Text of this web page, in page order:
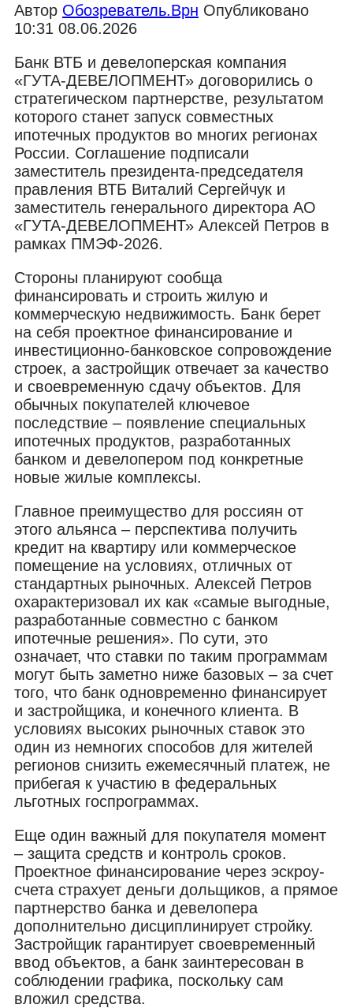
Автор Обозреватель.Врн Опубликовано
10:31 08.06.2026
Банк ВТБ и девелоперская компания
«ГУТА-ДЕВЕЛОПМЕНТ» договорились о
стратегическом партнерстве, результатом
которого станет запуск совместных
ипотечных продуктов во многих регионах
России. Соглашение подписали
заместитель президента-председателя
правления ВТБ Виталий Сергейчук и
заместитель генерального директора АО
«ГУТА-ДЕВЕЛОПМЕНТ» Алексей Петров в
рамках ПМЭФ-2026.
Стороны планируют сообща
финансировать и строить жилую и
коммерческую недвижимость. Банк берет
на себя проектное финансирование и
инвестиционно-банковское сопровождение
строек, а застройщик отвечает за качество
и своевременную сдачу объектов. Для
обычных покупателей ключевое
последствие – появление специальных
ипотечных продуктов, разработанных
банком и девелопером под конкретные
новые жилые комплексы.
Главное преимущество для россиян от
этого альянса – перспектива получить
кредит на квартиру или коммерческое
помещение на условиях, отличных от
стандартных рыночных. Алексей Петров
охарактеризовал их как «самые выгодные,
разработанные совместно с банком
ипотечные решения». По сути, это
означает, что ставки по таким программам
могут быть заметно ниже базовых – за счет
того, что банк одновременно финансирует
и застройщика, и конечного клиента. В
условиях высоких рыночных ставок это
один из немногих способов для жителей
регионов снизить ежемесячный платеж, не
прибегая к участию в федеральных
льготных госпрограммах.
Еще один важный для покупателя момент
– защита средств и контроль сроков.
Проектное финансирование через эскроу-
счета страхует деньги дольщиков, а прямое
партнерство банка и девелопера
дополнительно дисциплинирует стройку.
Застройщик гарантирует своевременный
ввод объектов, а банк заинтересован в
соблюдении графика, поскольку сам
вложил средства.